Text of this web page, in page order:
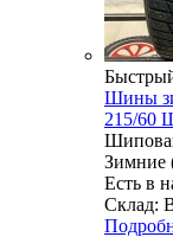
Шины
215/60
Зимние
Есть в
Склад: